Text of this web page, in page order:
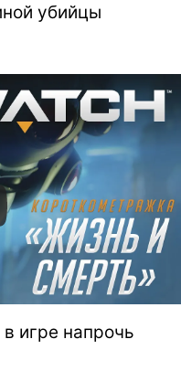
убийцы
в игре напрочь